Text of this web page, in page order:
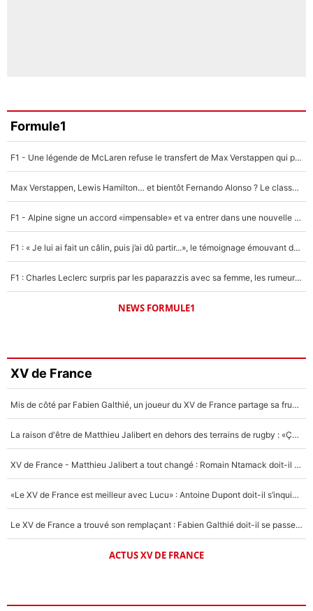
Formule1
F1 - Une légende de McLaren refuse le transfert de Max Verstappen qui pourrait «faire des vagues» et plomber l'ambiance dans l'équipe
Max Verstappen, Lewis Hamilton… et bientôt Fernando Alonso ? Le classement des pilotes les mieux payés en Formule 1 risque de changer !
F1 - Alpine signe un accord «impensable» et va entrer dans une nouvelle dimension : Grande nouvelle pour Pierre Gasly !
F1 : « Je lui ai fait un câlin, puis j’ai dû partir...», le témoignage émouvant de Max Verstappen sur sa fille
F1 : Charles Leclerc surpris par les paparazzis avec sa femme, les rumeurs étaient vraies !
NEWS FORMULE1
XV de France
Mis de côté par Fabien Galthié, un joueur du XV de France partage sa frustration : «ils ne me l’ont pas dit tout de suite»
La raison d'être de Matthieu Jalibert en dehors des terrains de rugby : «Ça m'atteint autant que si tu touches à un membre de ma famille»
XV de France - Matthieu Jalibert a tout changé : Romain Ntamack doit-il s’inquiéter pour sa place à un an de la Coupe du monde ?
«Le XV de France est meilleur avec Lucu» : Antoine Dupont doit-il s’inquiéter pour sa place ?
Le XV de France a trouvé son remplaçant : Fabien Galthié doit-il se passer d'Antoine Dupont ?
ACTUS XV DE FRANCE